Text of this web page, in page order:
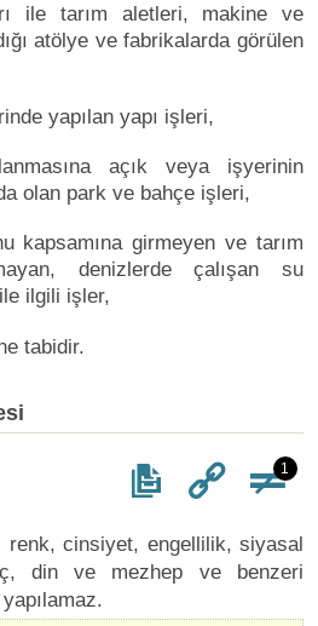
ile tarım aletleri, makine ve
atölye ve fabrikalarda görülen
yapılan yapı işleri,
açık veya işyerinin
olan park ve bahçe işleri,
kapsamına girmeyen ve tarım
denizlerde çalışan su
ilgili işler,
tabidir.
1
renk, cinsiyet, engellilik, siyasal
din ve mezhep ve benzeri